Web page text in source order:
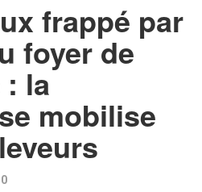
frappé par
foyer de
la
mobilise